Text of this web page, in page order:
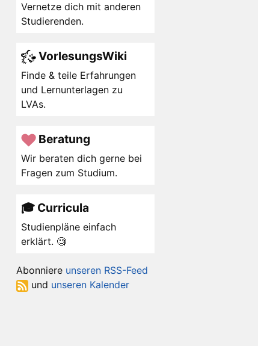
Vernetze dich mit anderen
Studierenden.
VorlesungsWiki
Finde & teile Erfahrungen
und Lernunterlagen zu
LVAs.
Beratung
Wir beraten dich gerne bei
Fragen zum Studium.
🎓 Curricula
Studienpläne einfach
erklärt. 🧐
Abonniere unseren RSS-Feed
und unseren Kalender